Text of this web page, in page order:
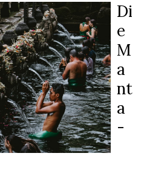
Di
e
M
a
nt
a
-